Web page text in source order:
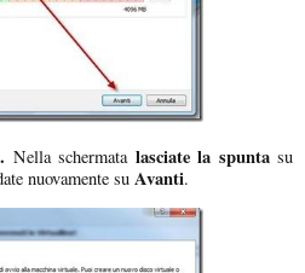
Nella schermatalasciate la spuntasu
nuovamente su Avanti.